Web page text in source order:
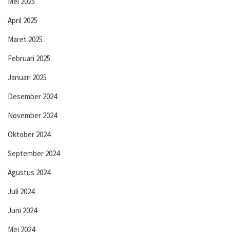
April 2025
Maret 2025
Februari 2025
Januari 2025
Desember 2024
November 2024
Oktober 2024
September 2024
Agustus 2024
Juli 2024
Juni 2024
Mei 2024